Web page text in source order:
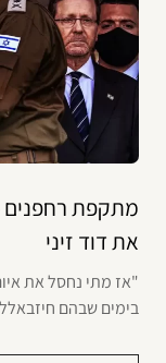
מתקפת רחפנים
את דוד זיני
"אז מתי נחסל את
בימים שבהם